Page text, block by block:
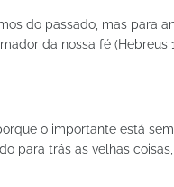
do passado, mas para
da nossa fé (Hebreus
o importante está
para trás as velhas